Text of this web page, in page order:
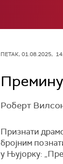
ПЕТАК, 01.08.2025,
Роберт
Признати
бројним
у Њујорку: